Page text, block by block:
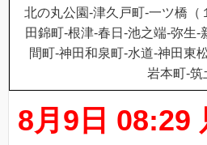
北の丸公園-津久戸町-一ツ橋（
田錦町-根津-春日-池之端-弥生-
間町-神田和泉町-水道-神田東
岩本町-筑
8月9日 08:29